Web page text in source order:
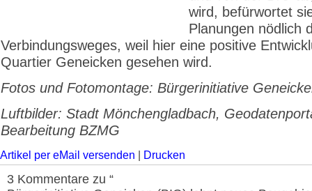
wird, befürwortet
Planungen nödlich
Verbindungsweges, weil hier eine positive
Quartier Geneicken gesehen wird.
Fotos und Fotomontage: Bürgerinitiative
Luftbilder: Stadt Mönchengladbach,
Bearbeitung BZMG
Artikel per eMail versenden Drucken
3 Kommentare zu “